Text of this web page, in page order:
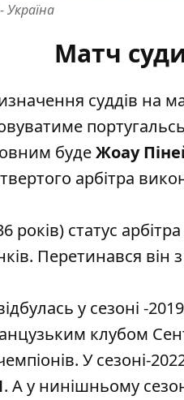
Україна
Матч
суддів на
будеЖоау
арбітра
років) статус
Перетинався він
у сезоні -
клубом
У сезоні-
. А у нинішньому